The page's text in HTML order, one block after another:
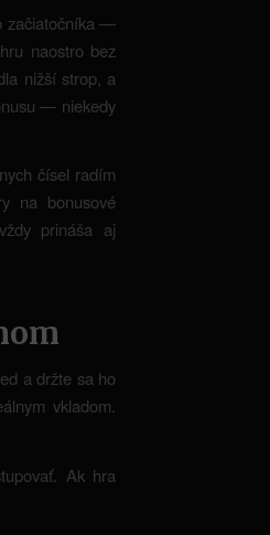
začiatočníka —
naostro bez
nižší strop, a
— niekedy
čísel radím
na bonusové
prináša aj
a držte sa ho
vkladom.
Ak hra